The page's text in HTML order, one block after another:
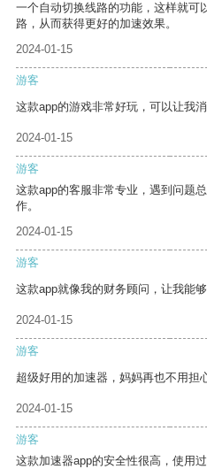
一个自动切换线路的功能，这样就可
路，从而获得更好的加速效果。
2024-01-15
游客
这款app的游戏非常好玩，可以让我消
2024-01-15
游客
这款app的客服非常专业，遇到问题
作。
2024-01-15
游客
这款app就像我的财务顾问，让我能够
2024-01-15
游客
超级好用的加速器，妈妈再也不用担
2024-01-15
游客
这款加速器app的安全性很高，使用